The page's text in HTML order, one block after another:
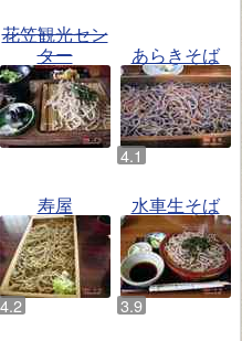
花笠観光セン
ター
あらきそば
寿屋 水車生そば